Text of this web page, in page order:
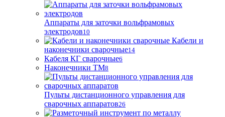
Аппараты для заточки вольфрамовых
электродов10
Кабели и
наконечники сварочные14
Кабеля КГ сварочные6
Наконечники ТМ8
Пульты дистанционного управления для
сварочных аппаратов26